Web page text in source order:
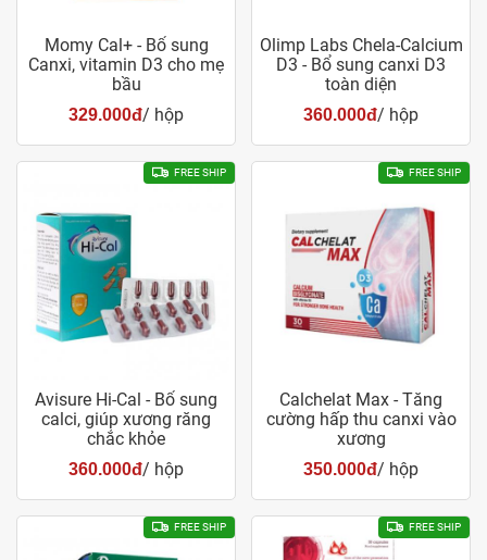
Momy Cal+ - Bổ sung
Canxi, vitamin D3 cho mẹ
bầu
329.000đ/ hộp
Olimp Labs Chela-Calcium
D3 - Bổ sung canxi D3
toàn diện
360.000đ/ hộp
FREE SHIP
Avisure Hi-Cal - Bổ sung
calci, giúp xương răng
chắc khỏe
360.000đ/ hộp
FREE SHIP
Calchelat Max - Tăng
cường hấp thu canxi vào
xương
350.000đ/ hộp
FREE SHIP FREE SHIP